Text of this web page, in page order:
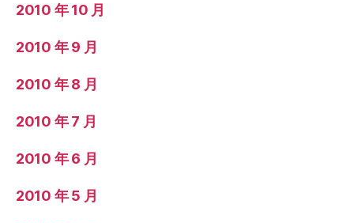
2010 年 10 月
2010 年 9 月
2010 年 8 月
2010 年 7 月
2010 年 6 月
2010 年 5 月